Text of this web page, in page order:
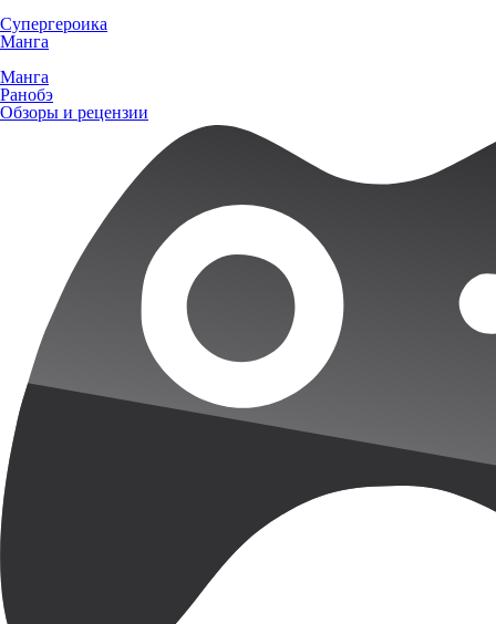
Супергероика
Манга
Манга
Ранобэ
Обзоры и рецензии